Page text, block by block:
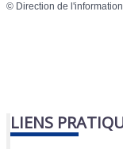
© Direction de
LIENS